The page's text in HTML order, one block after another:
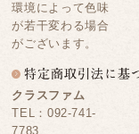
環境によって色味
が若干変わる場合
がございます。
クラスファム
TEL：092-741-
7783